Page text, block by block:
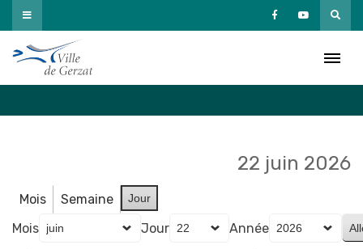
Passer
au
contenu
22 juin 2026
Mois Semaine Jour
Mois Jour
Année